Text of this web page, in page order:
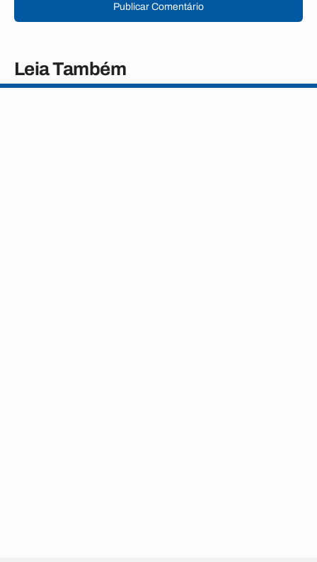
Publicar Comentário
Leia Também